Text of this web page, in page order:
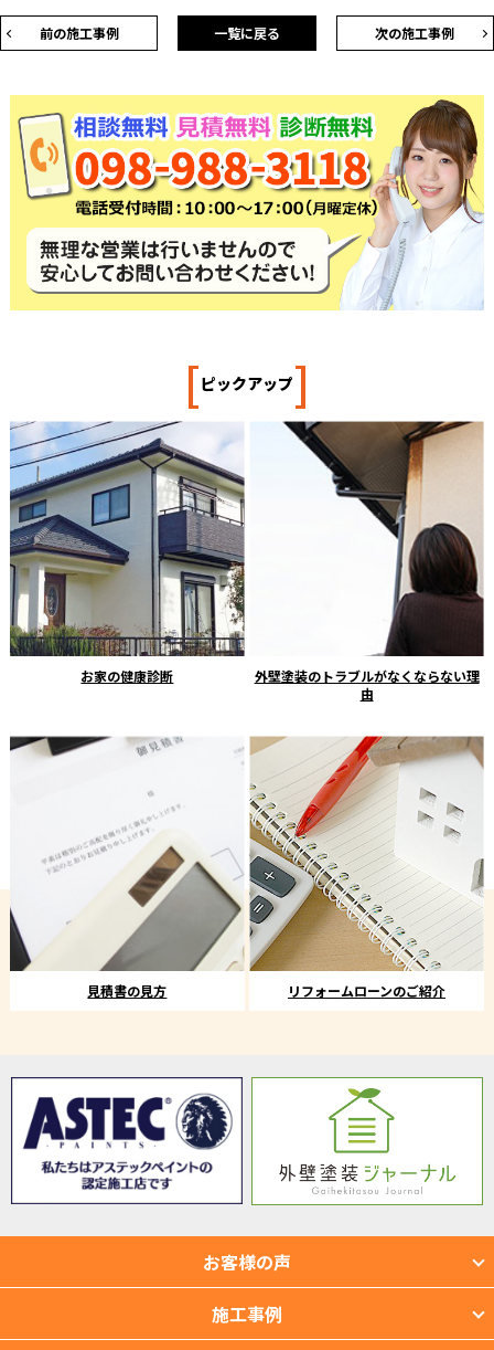
前の施工事例 次の施工事例
一覧に戻る
[ピックアップ]
お家の健康診断
外壁塗装のトラブルがなくならない理
由
見積書の見方 リフォームローンのご紹介
お客様の声
施工事例